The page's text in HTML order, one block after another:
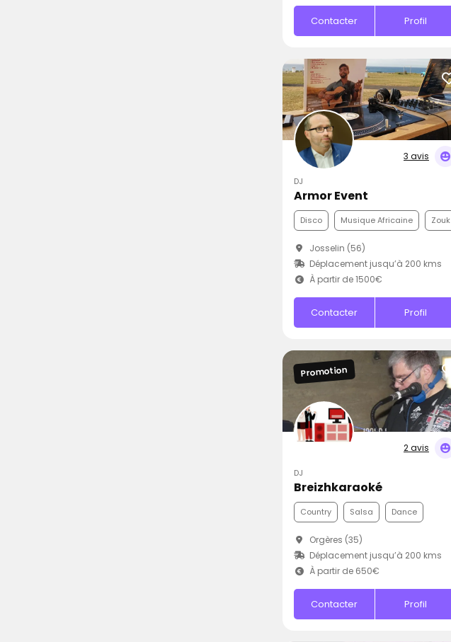
Contacter Profil
3 avis
DJ
Armor Event
Disco Musique Africaine Zouk
Josselin (56)
Déplacement jusqu’à 200 kms
À partir de 1500€
Contacter Profil
2 avis
Promotion
DJ
Breizhkaraoké
Country Salsa Dance
Orgères (35)
Déplacement jusqu’à 200 kms
À partir de 650€
Contacter Profil